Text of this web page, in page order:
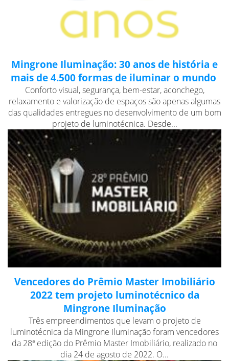
Mingrone Iluminação: 30 anos de história e
mais de 4.500 formas de iluminar o mundo
Conforto visual, segurança, bem-estar, aconchego,
relaxamento e valorização de espaços são apenas algumas
das qualidades entregues no desenvolvimento de um bom
projeto de luminotécnica. Desde...
Vencedores do Prêmio Master Imobiliário
2022 tem projeto luminotécnico da
Mingrone Iluminação
Três empreendimentos que levam o projeto de
luminotécnica da Mingrone Iluminação foram vencedores
da 28ª edição do Prêmio Master Imobiliário, realizado no
dia 24 de agosto de 2022. O...